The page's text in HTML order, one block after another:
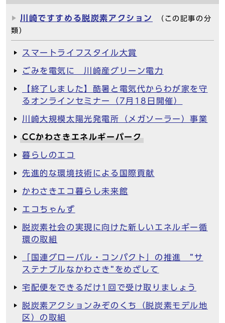
川崎ですすめる脱炭素アクション
（この記事の分
類）
スマートライフスタイル大賞
ごみを電気に 川崎産グリーン電力
【終了しました】酷暑と電気代からわが家を守
るオンラインセミナー（7月18日開催）
川崎大規模太陽光発電所（メガソーラー）事業
CCかわさきエネルギーパーク
暮らしのエコ
先進的な環境技術による国際貢献
かわさきエコ暮らし未来館
エコちゃんず
脱炭素社会の実現に向けた新しいエネルギー循
環の取組
「国連グローバル・コンパクト」の推進 ”サ
ステナブルなかわさき”をめざして
宅配便をできるだけ1回で受け取りましょう
脱炭素アクションみぞのくち（脱炭素モデル地
区）の取組